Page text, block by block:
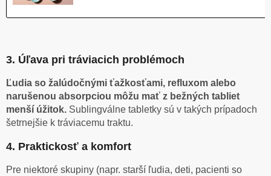
3. Úľava pri tráviacich problémoch
Ľudia so žalúdočnými ťažkosťami, refluxom alebo
narušenou absorpciou môžu mať z bežných tabliet
menší úžitok. Sublingválne tabletky sú v takých prípadoch
šetrnejšie k tráviacemu traktu.
4. Praktickosť a komfort
Pre niektoré skupiny (napr. starší ľudia, deti, pacienti so